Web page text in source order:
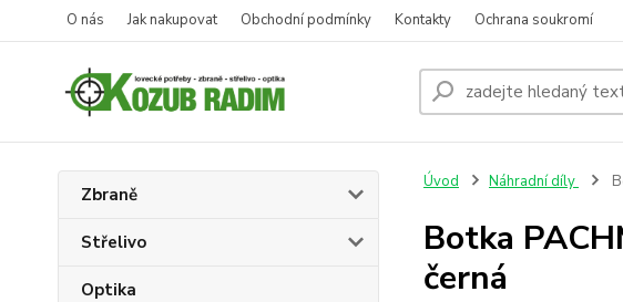
O nás Jak nakupovat Obchodní podmínky Kontakty Ochrana soukromí
Zbraně
Střelivo
Optika
Úvod Náhradní díly
Botka
černá